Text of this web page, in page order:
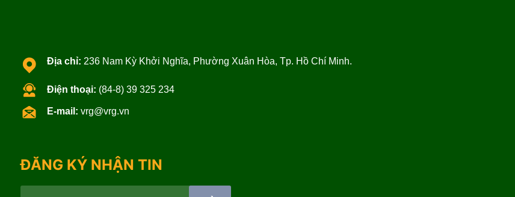
Địa chỉ: 236 Nam Kỳ Khởi Nghĩa, Phường Xuân Hòa, Tp. Hồ Chí Minh.
Điện thoại: (84-8) 39 325 234
E-mail: vrg@vrg.vn
ĐĂNG KÝ NHẬN TIN